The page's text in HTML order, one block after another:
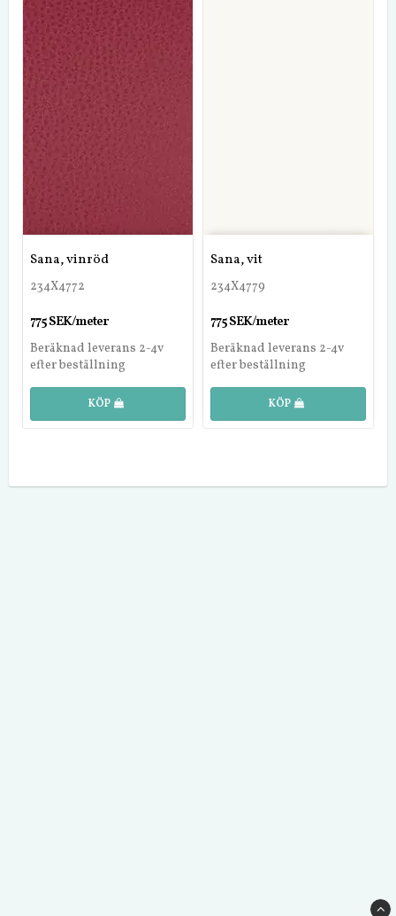
Sana, vinröd
234X4772
775 SEK/meter
Beräknad leverans 2-4v
efter beställning
KÖP
Sana, vit
234X4779
775 SEK/meter
Beräknad leverans 2-4v
efter beställning
KÖP